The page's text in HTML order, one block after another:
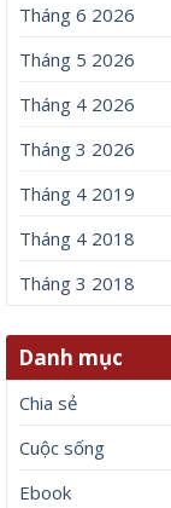
Tháng 6 2026
Tháng 5 2026
Tháng 4 2026
Tháng 3 2026
Tháng 4 2019
Tháng 4 2018
Tháng 3 2018
Danh mục
Chia sẻ
Cuộc sống
Ebook